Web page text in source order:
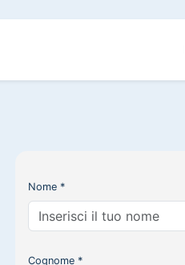
Nome *
Cognome *